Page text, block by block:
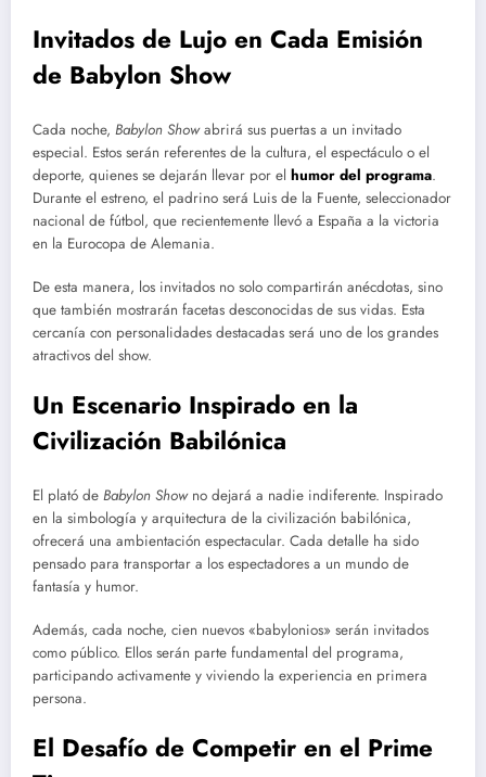
Invitados de Lujo en Cada Emisión
de Babylon Show
Cada noche, Babylon Showabrirá sus puertas a un invitado
especial. Estos serán referentes de la cultura, el espectáculo o el
deporte, quienes se dejarán llevar por el humor del programa.
Durante el estreno, el padrino será Luis de la Fuente, seleccionador
nacional de fútbol, que recientemente llevó a España a la victoria
en la Eurocopa de Alemania.
De esta manera, los invitados no solo compartirán anécdotas, sino
que también mostrarán facetas desconocidas de sus vidas. Esta
cercanía con personalidades destacadas será uno de los grandes
atractivos del show.
Un Escenario Inspirado en la
Civilización Babilónica
El plató de Babylon Showno dejará a nadie indiferente. Inspirado
en la simbología y arquitectura de la civilización babilónica,
ofrecerá una ambientación espectacular. Cada detalle ha sido
pensado para transportar a los espectadores a un mundo de
fantasía y humor.
Además, cada noche, cien nuevos «babylonios» serán invitados
como público. Ellos serán parte fundamental del programa,
participando activamente y viviendo la experiencia en primera
persona.
El Desafío de Competir en el Prime